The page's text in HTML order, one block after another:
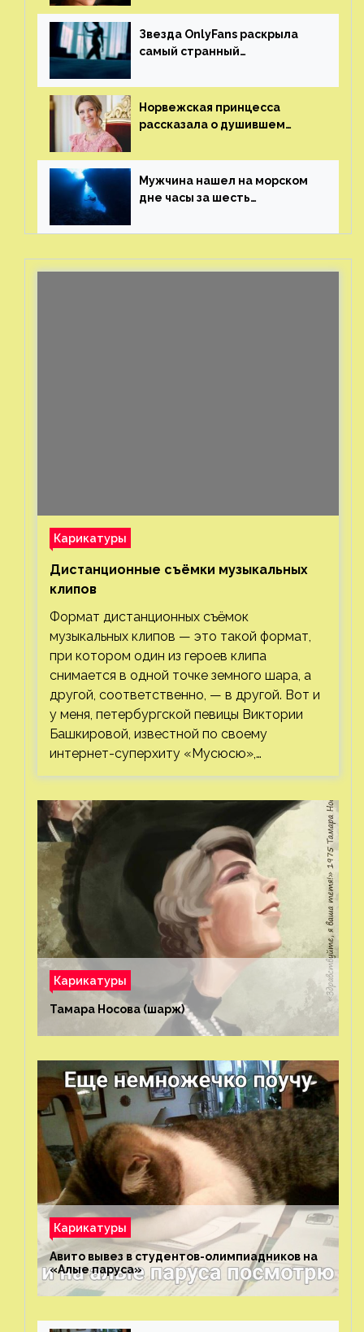
Звезда OnlyFans раскрыла
самый странный
от фаната
Норвежская принцесса
рассказала о душившем
генерала
Мужчина нашел на морском
дне часы за шесть
с помощью пластиковых
Карикатуры
Дистанционные съёмки музыкальных
клипов⁠⁠
Формат дистанционных съёмок
музыкальных клипов — это такой формат,
при котором один из героев клипа
снимается в одной точке земного шара, а
другой, соответственно, — в другой. Вот и
у меня, петербургской певицы Виктории
Башкировой, известной по своему
интернет-суперхиту «Мусюсю»,…
Карикатуры
Тамара Носова (шарж)⁠⁠
Карикатуры
Авито вывез в студентов-олимпиадников на
«Алые паруса»⁠⁠